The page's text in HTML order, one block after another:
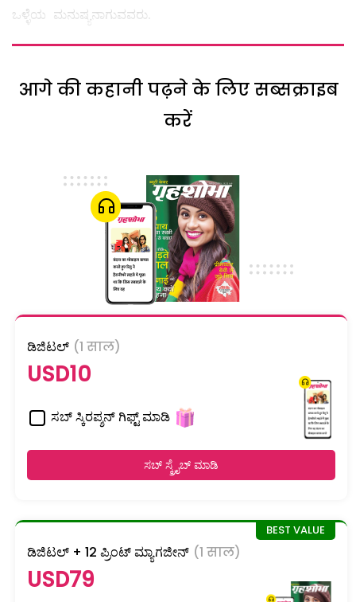
ಒಳ್ಳೆಯ ಮನುಷ್ಯನಾಗುವವರು.
आगे की कहानी पढ़ने के लिए सब्सक्राइब
करें
ಡಿಜಿಟಲ್ (1 साल)
USD10
ಸಬ್ ಸ್ಕಿರಪ್ಶನ್ ಗಿಫ್ಟ್ ಮಾಡಿ
ಸಬ್ ಸ್ಕ್ರೈಬ್ ಮಾಡಿ
ಡಿಜಿಟಲ್ + 12 ಪ್ರಿಂಟ್ ಮ್ಯಾಗಜೀನ್ (1 साल)
USD79